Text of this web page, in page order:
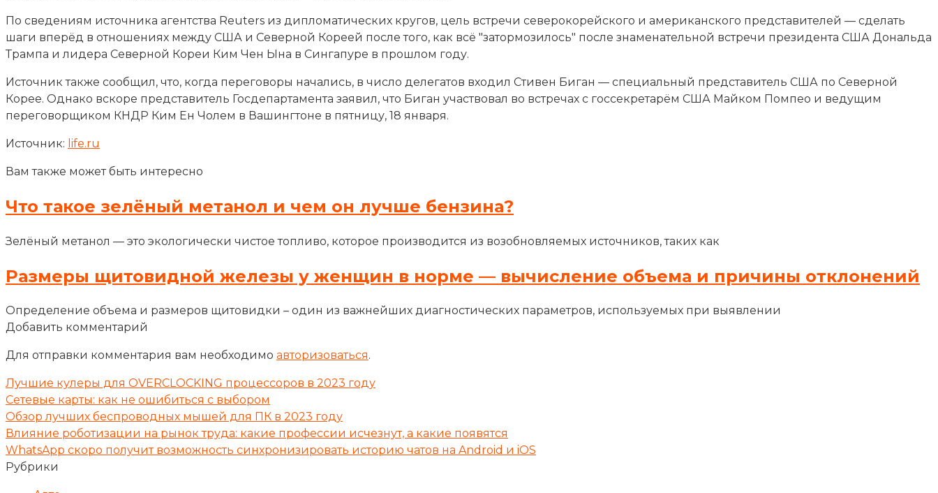
По сведениям источника агентства Reuters из дипломатических кругов, цель встречи северокорейского и американского представителей — сделать
шаги вперёд в отношениях между США и Северной Кореей после того, как всё "затормозилось" после знаменательной встречи президента США Дональда
Трампа и лидера Северной Кореи Ким Чен Ына в Сингапуре в прошлом году.
Источник также сообщил, что, когда переговоры начались, в число делегатов входил Стивен Биган — специальный представитель США по Северной
Корее. Однако вскоре представитель Госдепартамента заявил, что Биган участвовал во встречах с госсекретарём США Майком Помпео и ведущим
переговорщиком КНДР Ким Ен Чолем в Вашингтоне в пятницу, 18 января.
Источник: life.ru
Вам также может быть интересно
Что такое зелёный метанол и чем он лучше бензина?
Зелёный метанол — это экологически чистое топливо, которое производится из возобновляемых источников, таких как
Размеры щитовидной железы у женщин в норме — вычисление объема и причины отклонений
Определение объема и размеров щитовидки – один из важнейших диагностических параметров, используемых при выявлении
Добавить комментарий
Для отправки комментария вам необходимо авторизоваться.
Лучшие кулеры для OVERCLOCKING процессоров в 2023 году
Сетевые карты: как не ошибиться с выбором
Обзор лучших беспроводных мышей для ПК в 2023 году
Влияние роботизации на рынок труда: какие профессии исчезнут, а какие появятся
WhatsApp скоро получит возможность синхронизировать историю чатов на Android и iOS
Рубрики